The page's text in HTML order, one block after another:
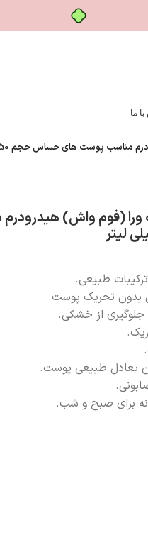
ما
پوست های حساس حجم 150 میلی لیتر
(فوم واش)
طبیعی.
بدون تحریک پوست.
از خشکی.
تعادل طبیعی پوست.
برای صبح و شب.